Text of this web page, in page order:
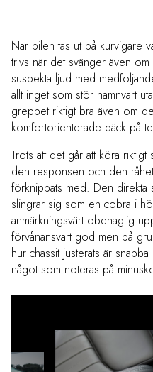
När bilen tas ut på kurvigare
trivs när det svänger även
suspekta ljud med
allt inget som stör nämnvärt
greppet riktigt bra även om
komfortorienterade däck på
Trots att det går att köra
den responsen och den
förknippats med. Den direkta
slingrar sig som en cobra i
anmärkningsvärt obehaglig
förvånansvärt god men på
hur chassit justerats är
något som noteras på